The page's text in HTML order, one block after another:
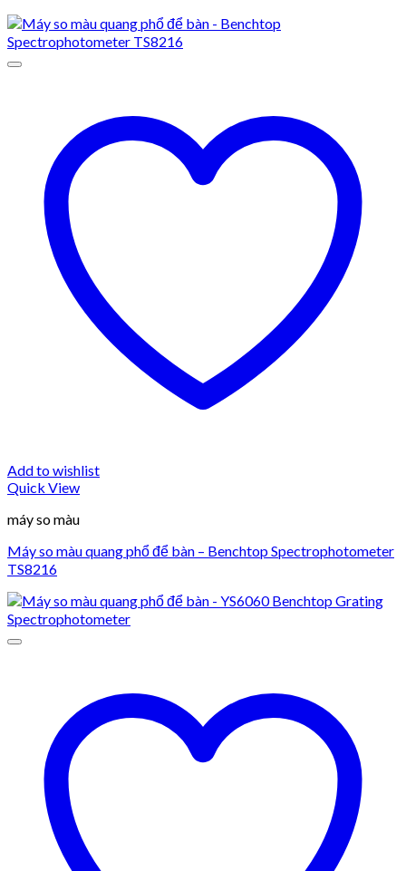
Add to wishlist
Quick View
máy so màu
Máy so màu quang phổ để bàn – Benchtop Spectrophotometer
TS8216